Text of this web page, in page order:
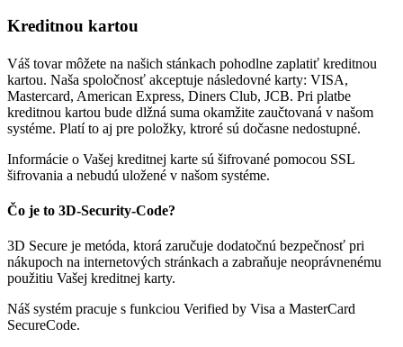
Kreditnou kartou
Váš tovar môžete na našich stánkach pohodlne zaplatiť kreditnou
kartou. Naša spoločnosť akceptuje následovné karty: VISA,
Mastercard, American Express, Diners Club, JCB. Pri platbe
kreditnou kartou bude dlžná suma okamžite zaučtovaná v našom
systéme. Platí to aj pre položky, ktroré sú dočasne nedostupné.
Informácie o Vašej kreditnej karte sú šifrované pomocou SSL
šifrovania a nebudú uložené v našom systéme.
Čo je to 3D-Security-Code?
3D Secure je metóda, ktorá zaručuje dodatočnú bezpečnosť pri
nákupoch na internetových stránkach a zabraňuje neoprávnenému
použitiu Vašej kreditnej karty.
Náš systém pracuje s funkciou Verified by Visa a MasterCard
SecureCode.